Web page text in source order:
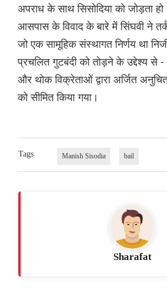
अपराध के साथ सिसोदिया को जोड़ता
आसपास के विवाद के बारे में सिंघवी ने
जो एक सामूहिक संस्थागत निर्णय था
प्रचलित गुटबंदी को तोड़ने के उद्देश्य से -
और थोक विक्रेताओं द्वारा अर्जित
को सीमित किया गया।
Tags Manish Sisodia bail
Sharafat